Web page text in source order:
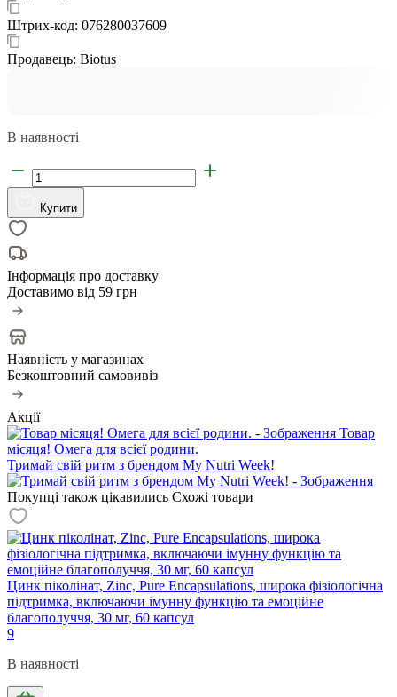
Штрих-код: 076280037609
Продавець: Biotus
В наявності
Купити
Інформація про доставку
Доставимо від 59 грн
Наявність у магазинах
Безкоштовний самовивіз
Акції
Товар
місяця! Омега для всієї родини.
Тримай свій ритм з брендом My Nutri Week!
Покупці також цікавились Схожі товари
Цинк піколінат, Zinc, Pure Encapsulations, широка фізіологічна
підтримка, включаючи імунну функцію та емоційне
благополуччя, 30 мг, 60 капсул
9
В наявності